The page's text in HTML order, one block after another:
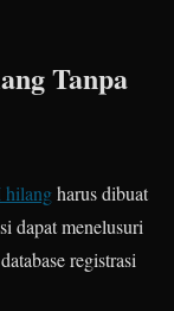
Tanpa
harus dibuat
dapat menelusuri
registrasi